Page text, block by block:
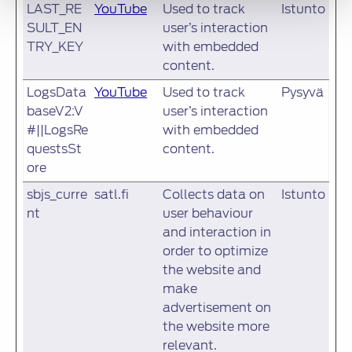
LAST_RE
SULT_EN
TRY_KEY
YouTube
Used to track
user’s interaction
with embedded
content.
Istunto
LogsData
baseV2:V
#||LogsRe
questsSt
ore
YouTube
Used to track
user’s interaction
with embedded
content.
Pysyvä
sbjs_curre
nt
satl.fi
Collects data on
user behaviour
and interaction in
order to optimize
the website and
make
advertisement on
the website more
relevant.
Istunto